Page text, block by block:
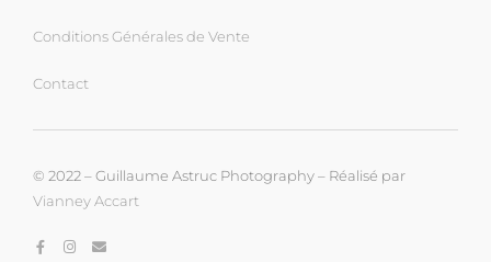
Conditions Générales de Vente
Contact
© 2022 – Guillaume Astruc Photography – Réalisé par
Vianney Accart